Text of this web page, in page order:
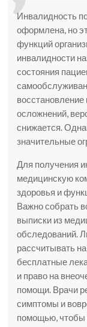
Инвалидность
оформлена, но
функций
инвалидности
состояния
осложнений,
снижается.
значительные
Для получения
медицинскую
здоровья и
Важно собрать
выписки из
обследований.
рассчитывать
бесплатные
и право на
помощи. Врачи
симптомы и
помощью, чтобы